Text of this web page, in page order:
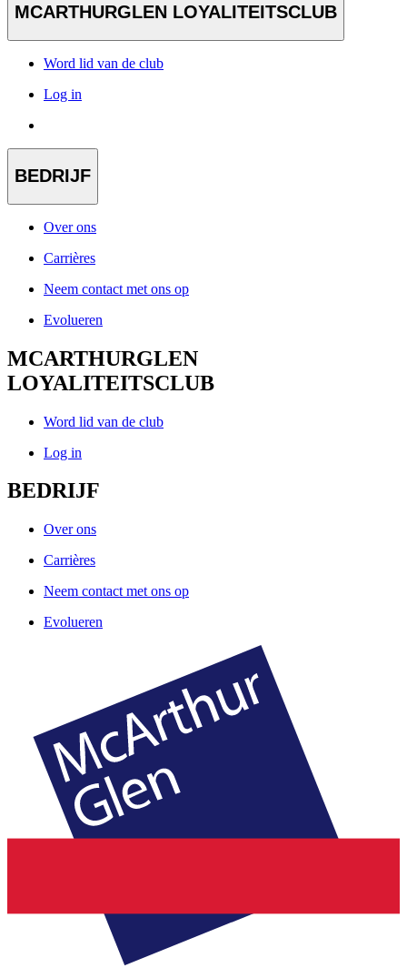
MCARTHURGLEN LOYALITEITSCLUB
Word lid van de club
Log in
BEDRIJF
Over ons
Carrières
Neem contact met ons op
Evolueren
MCARTHURGLEN
LOYALITEITSCLUB
Word lid van de club
Log in
BEDRIJF
Over ons
Carrières
Neem contact met ons op
Evolueren